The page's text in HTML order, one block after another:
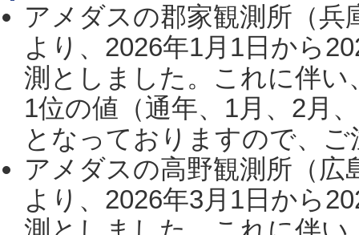
アメダスの郡家観測所（
より、2026年1月1日から
測としました。これに伴い
1位の値（通年、1月、2月
となっておりますので、
アメダスの高野観測所（
より、2026年3月1日から